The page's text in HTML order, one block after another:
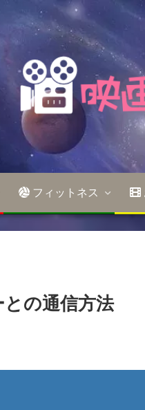
フィットネス
との通信方法